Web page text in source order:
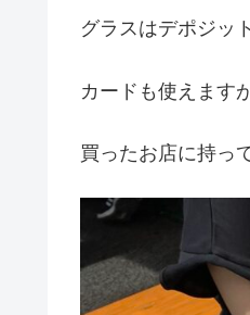
グラスはデポジッ
カードも使えます
買ったお店に持っ